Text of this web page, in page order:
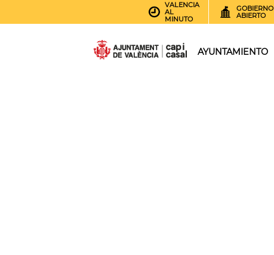
VALENCIA
AL
MINUTO
GOBIERNO
ABIERTO
AYUNTAMIENTO